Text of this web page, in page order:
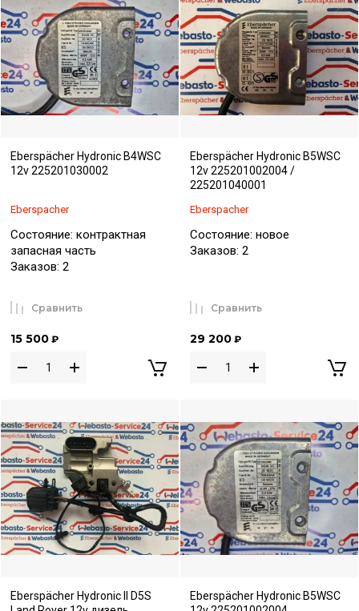
Eberspächer Hydronic B4WSC
12v 225201030002
Eberspacher
Состояние: контрактная
запасная часть
Заказов: 2
15 500 ₽
Сравнить
Eberspächer Hydronic B5WSC
12v 225201002004 /
225201040001
Eberspacher
Состояние: новое
Заказов: 2
29 200 ₽
Сравнить
Eberspächer Hydronic II D5S
Eberspächer Hydronic B5WSC